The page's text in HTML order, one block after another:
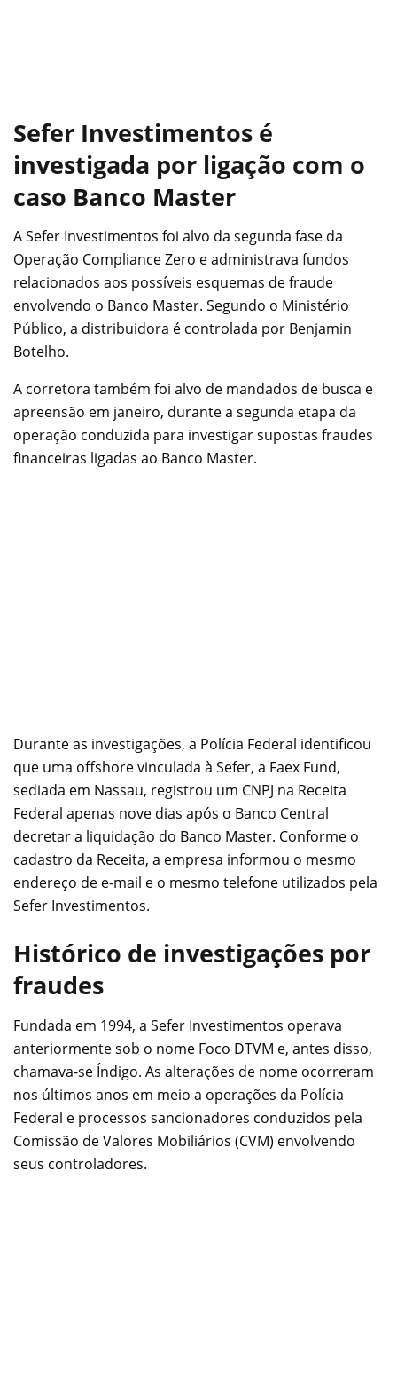
Sefer Investimentos é
investigada por ligação com o
caso Banco Master
A Sefer Investimentos foi alvo da segunda fase da
Operação Compliance Zero e administrava fundos
relacionados aos possíveis esquemas de fraude
envolvendo o Banco Master. Segundo o Ministério
Público, a distribuidora é controlada por Benjamin
Botelho.
A corretora também foi alvo de mandados de busca e
apreensão em janeiro, durante a segunda etapa da
operação conduzida para investigar supostas fraudes
financeiras ligadas ao Banco Master.
Durante as investigações, a Polícia Federal identificou
que uma offshore vinculada à Sefer, a Faex Fund,
sediada em Nassau, registrou um CNPJ na Receita
Federal apenas nove dias após o Banco Central
decretar a liquidação do Banco Master. Conforme o
cadastro da Receita, a empresa informou o mesmo
endereço de e-mail e o mesmo telefone utilizados pela
Sefer Investimentos.
Histórico de investigações por
fraudes
Fundada em 1994, a Sefer Investimentos operava
anteriormente sob o nome Foco DTVM e, antes disso,
chamava-se Índigo. As alterações de nome ocorreram
nos últimos anos em meio a operações da Polícia
Federal e processos sancionadores conduzidos pela
Comissão de Valores Mobiliários (CVM) envolvendo
seus controladores.